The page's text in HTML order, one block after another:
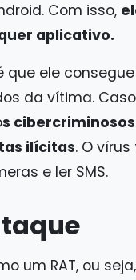
Com isso,
aplicativo.
que ele
da vítima.
s
ilícitas. O
e ler SMS.
um RAT, ou seja,